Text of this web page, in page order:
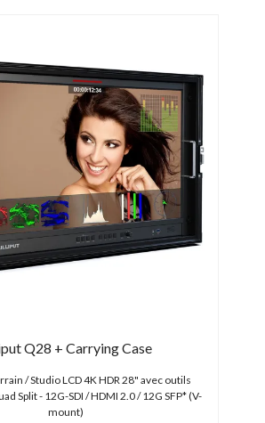
Q28 + Carrying Case
/ Studio LCD 4K HDR 28" avec outils
Split - 12G-SDI / HDMI 2.0 / 12G SFP* (V-
mount)